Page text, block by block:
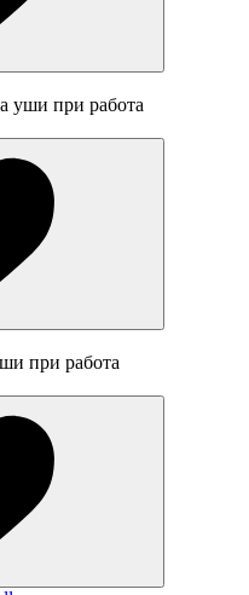
уши при работа
при работа